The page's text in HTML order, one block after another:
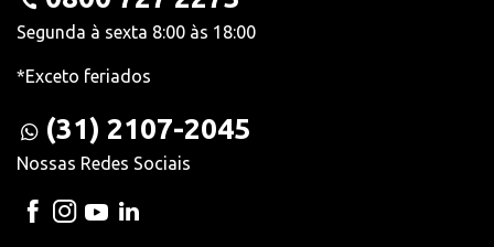
Segunda à sexta 8:00 às 18:00
*Exceto feriados
(31) 2107-2045
Nossas Redes Sociais